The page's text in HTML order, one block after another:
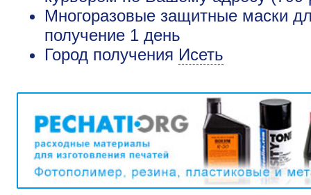
Многоразовые защитные маски
получение 1 день
Город получения Исеть